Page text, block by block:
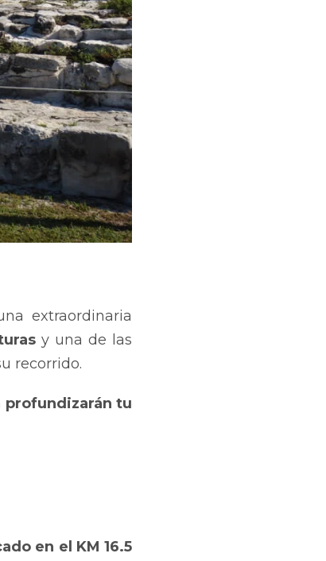
extraordinaria
y una de las
recorrido.
profundizarán tu
en el KM 16.5